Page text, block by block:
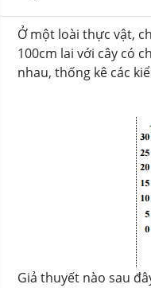
Ở một loài thực vật,
100cm lai với cây có
nhau, thống kê các
Giả thuyết nào sau